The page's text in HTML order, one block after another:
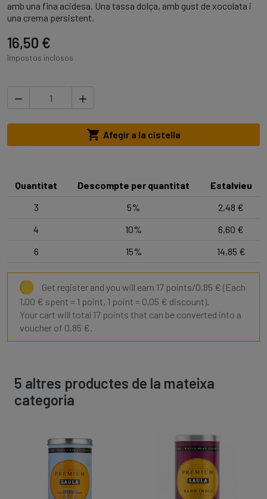
amb una fina acidesa. Una tassa dolça, amb gust de xocolata i
una crema persistent.
16,50 €
Impostos inclosos
 
 Afegir a la cistella
Quantitat Descompte per quantitat
Estalvieu
3
5%
2,48 €
4
10%
6,60 €
6
15% 14,85 €
Get register and you will earn 17 points/0,85 € (Each
1,00 € spent = 1 point, 1 point = 0,05 € discount).
Your cart will total 17 points that can be converted into a
voucher of 0,85 €.
5 altres productes de la mateixa
categoria